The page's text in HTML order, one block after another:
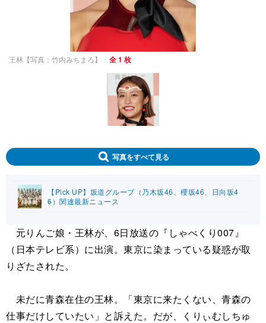
王林【写真：竹内みちまろ】 全 1 枚
写真をすべて見る
【Pick UP】坂道グループ（乃木坂46、櫻坂46、日向坂4
6）関連最新ニュース
元りんご娘・王林が、6日放送の『しゃべくり007』
（日本テレビ系）に出演。東京に染まっている疑惑が取
りざたされた。
未だに青森在住の王林。「東京に来たくない、青森の
仕事だけしていたい」と訴えた。だが、くりぃむしちゅ